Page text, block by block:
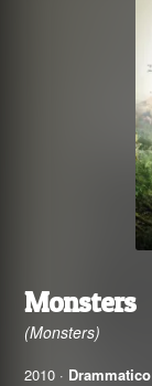
Monsters
(Monsters)
2010 · Drammatico